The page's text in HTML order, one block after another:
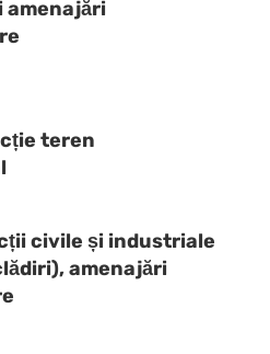
amenajări
teren
civile și industriale
amenajări